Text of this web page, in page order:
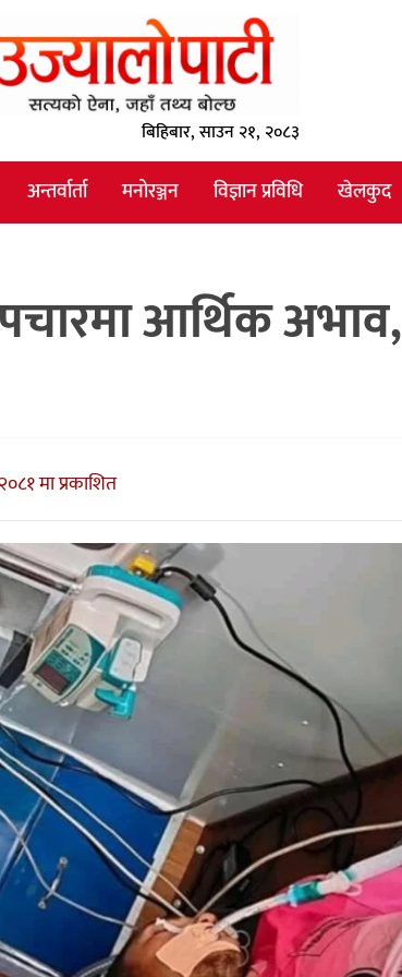
बिहिबार, साउन २१, २०८३
अन्तर्वार्ता मनोरञ्जन विज्ञान प्रविधि खेलकुद
आर्थिक अभाव,
मा प्रकाशित